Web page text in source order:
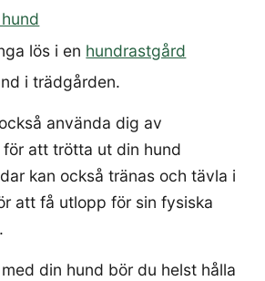
lös i en hundrastgård
i trädgården.
använda dig av
för att trötta ut din hund
kan också tränas och tävla i
att få utlopp för sin fysiska
din hund bör du helst hålla